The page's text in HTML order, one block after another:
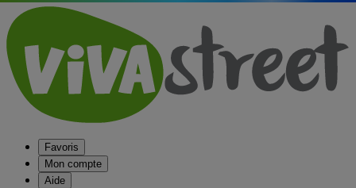
Favoris
Mon compte
Aide